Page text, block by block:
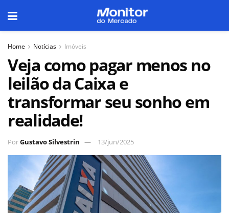
Home Notícias Imóveis
Veja como pagar menos no
leilão da Caixa e
transformar seu sonho em
realidade!
PorGustavo Silvestrin 13/jun/2025